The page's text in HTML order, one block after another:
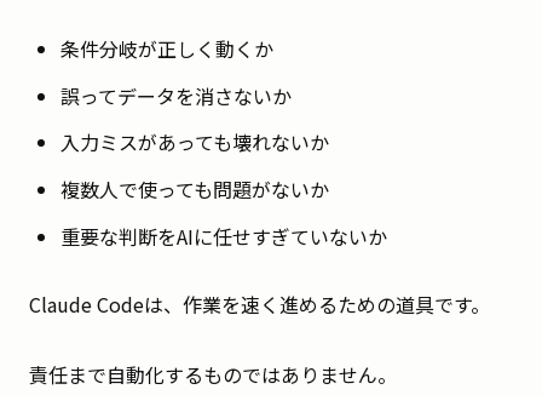
条件分岐が正しく動くか
誤ってデータを消さないか
入力ミスがあっても壊れないか
複数人で使っても問題がないか
重要な判断をAIに任せすぎていないか
Claude Codeは、作業を速く進めるための道具です。
責任まで自動化するものではありません。